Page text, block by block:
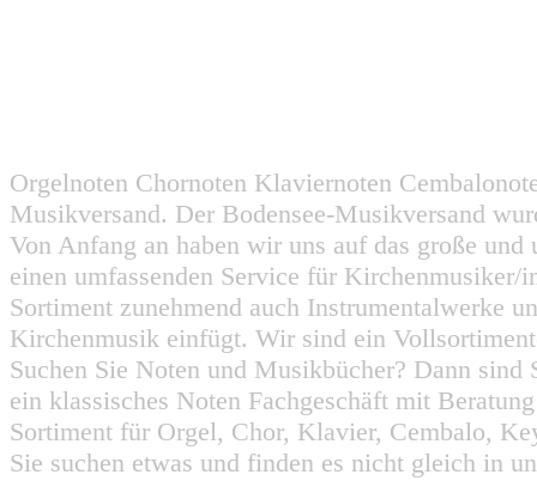
Orgelnoten Chornoten Klaviernoten
Musikversand. Der Bodensee-Musikversand
Von Anfang an haben wir uns auf das große
einen umfassenden Service für
Sortiment zunehmend auch Instrumentalwerke
Kirchenmusik einfügt. Wir sind ein
Suchen Sie Noten und Musikbücher? Dann
ein klassisches Noten Fachgeschäft mit
Sortiment für Orgel, Chor, Klavier, Cembalo,
Sie suchen etwas und finden es nicht gleich in